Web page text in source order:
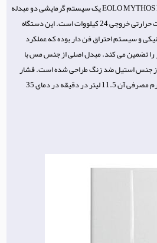
پکیج دیواری ایمرگاس مدل EOLO MYTHOS PRO 24 یک سیستم گرمایشی دو مبدله
با راندمان حرارتی 93 درصد و ظرفیت حرارتی خروجی 24 کیلووات است. این دستگاه
و سیستم احتراق فن دار بوده که عملکرد
گاز پایین تا 5 میلی بار را تضمین می کند. مبدل اصلی از جنس مس با
جنس استیل ضد زنگ طراحی شده است. فشار
کاری مدار گرمایش 3 بار و دبی آب گرم مصرفی آن 11.5 لیتر در دقیقه در دمای 35